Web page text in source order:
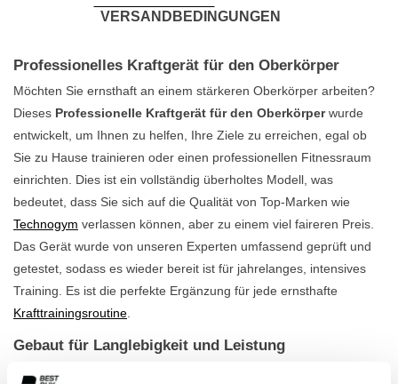
VERSANDBEDINGUNGEN
Professionelles Kraftgerät für den Oberkörper
Möchten Sie ernsthaft an einem stärkeren Oberkörper arbeiten?
Dieses Professionelle Kraftgerät für den Oberkörperwurde
entwickelt, um Ihnen zu helfen, Ihre Ziele zu erreichen, egal ob
Sie zu Hause trainieren oder einen professionellen Fitnessraum
einrichten. Dies ist ein vollständig überholtes Modell, was
bedeutet, dass Sie sich auf die Qualität von Top-Marken wie
Technogym verlassen können, aber zu einem viel faireren Preis.
Das Gerät wurde von unseren Experten umfassend geprüft und
getestet, sodass es wieder bereit ist für jahrelanges, intensives
Training. Es ist die perfekte Ergänzung für jede ernsthafte
Krafttrainingsroutine
Gebaut für Langlebigkeit und Leistung